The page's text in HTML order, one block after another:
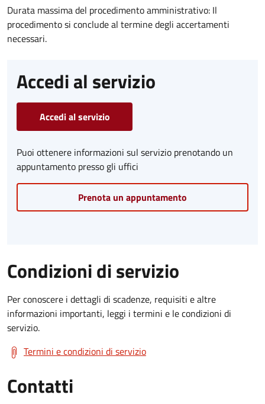
Durata massima del procedimento amministrativo: Il
procedimento si conclude al termine degli accertamenti
necessari.
Accedi al servizio
Accedi al servizio
Puoi ottenere informazioni sul servizio prenotando un
appuntamento presso gli uffici
Prenota un appuntamento
Condizioni di servizio
Per conoscere i dettagli di scadenze, requisiti e altre
informazioni importanti, leggi i termini e le condizioni di
servizio.
Termini e condizioni di servizio
Contatti